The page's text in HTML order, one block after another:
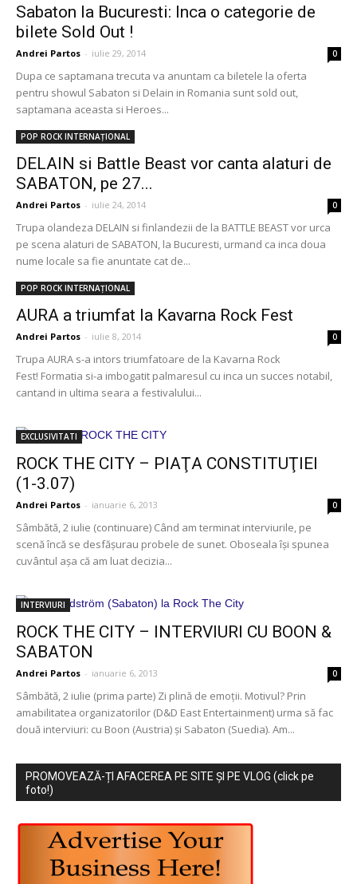
Sabaton la Bucuresti: Inca o categorie de
bilete Sold Out !
Andrei Partos - iulie 29, 2014 0
Dupa ce saptamana trecuta va anuntam ca biletele la oferta
pentru showul Sabaton si Delain in Romania sunt sold out,
saptamana aceasta si Heroes...
POP ROCK INTERNAȚIONAL
DELAIN si Battle Beast vor canta alaturi de
SABATON, pe 27...
Andrei Partos - iulie 24, 2014 0
Trupa olandeza DELAIN si finlandezii de la BATTLE BEAST vor urca
pe scena alaturi de SABATON, la Bucuresti, urmand ca inca doua
nume locale sa fie anuntate cat de...
POP ROCK INTERNAȚIONAL
AURA a triumfat la Kavarna Rock Fest
Andrei Partos - iulie 8, 2014 0
Trupa AURA s-a intors triumfatoare de la Kavarna Rock
Fest! Formatia si-a imbogatit palmaresul cu inca un succes notabil,
cantand in ultima seara a festivalului...
EXCLUSIVITATI
ROCK THE CITY – PIAŢA CONSTITUŢIEI
(1-3.07)
Andrei Partos - ianuarie 6, 2013 0
Sâmbătă, 2 iulie (continuare) Când am terminat interviurile, pe
scenă încă se desfăşurau probele de sunet. Oboseala îşi spunea
cuvântul aşa că am luat decizia...
INTERVIURI
ROCK THE CITY – INTERVIURI CU BOON &
SABATON
Andrei Partos - ianuarie 6, 2013 0
Sâmbătă, 2 iulie (prima parte) Zi plină de emoţii. Motivul? Prin
amabilitatea organizatorilor (D&D East Entertainment) urma să fac
două interviuri: cu Boon (Austria) şi Sabaton (Suedia). Am...
PROMOVEAZĂ-ȚI AFACEREA PE SITE ȘI PE VLOG (click pe
foto!)